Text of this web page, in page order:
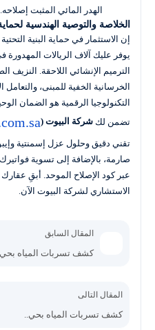
الهدر المائي المثبت إصلاحه.
الخلاصة والتوصية الهندسية
إن الاستثمار في حماية البنية
يوفر عليك آلاف الريالات المهدورة
الترميم الإنشائي اللاحقة. النزيف
الخرسانية الخفية للمبنى،
التكنولوجيا الرقمية هو الضمان
تضمن لك شركة البيوت (
تقني دقيق وحلول عزل إسمنتية
صارمة، بالإضافة إلى تسوية
عبر كود الإصلاح الموحد. أبقِ
الاستشاري لشركة البيوت الآن.
المقال السابق
كشف تسربات المياه بحي..
المقال التالى
كشف تسربات المياه بحي..